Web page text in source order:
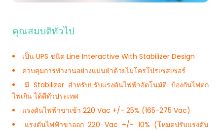
คุณสมบติทั่วไป
เป็น UPS ชนิด Line Interactive With Stabilizer Design
ควบคุมการทำงานอย่างแม่นยำด้วยไมโครโปรเซสเซอร์
มี Stabilizer สำหรับปรับแรงดันไฟฟ้าอัตโนมัติ ป้องกันไฟตก
ไฟเกิน ได้ดีทั่วประเทศ
แรงดันไฟฟ้าขาเข้า 220 Vac +/- 25% (165-275 Vac)
แรงดันไฟฟ้าขาออก 220 Vac +/- 10% (โหมดปรับแรงดัน